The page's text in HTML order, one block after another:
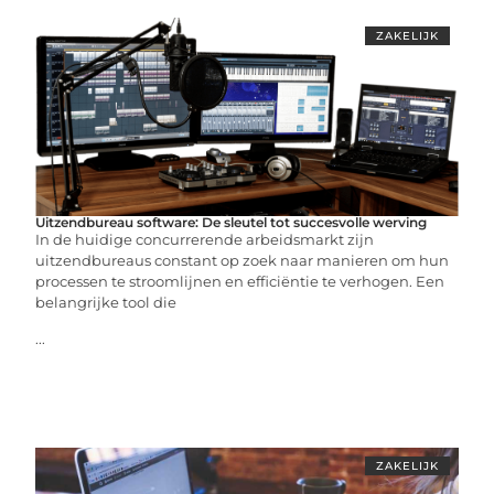
ZAKELIJK
Uitzendbureau software: De sleutel tot succesvolle werving
In de huidige concurrerende arbeidsmarkt zijn
uitzendbureaus constant op zoek naar manieren om hun
processen te stroomlijnen en efficiëntie te verhogen. Een
belangrijke tool die
...
ZAKELIJK